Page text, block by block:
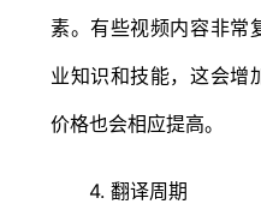
素。有些视频内容非常
业知识和技能，这会增
价格也会相应提高。
4. 翻译周期